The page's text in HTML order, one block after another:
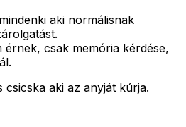
aki normálisnak
érnek, csak memória kérdése,
aki az anyját kúrja.